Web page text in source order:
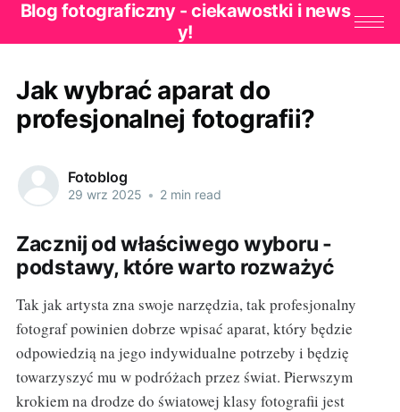
Blog fotograficzny - ciekawostki i news
y!
Jak wybrać aparat do
profesjonalnej fotografii?
Fotoblog
29 wrz 2025 • 2 min read
Zacznij od właściwego wyboru -
podstawy, które warto rozważyć
Tak jak artysta zna swoje narzędzia, tak profesjonalny
fotograf powinien dobrze wpisać aparat, który będzie
odpowiedzią na jego indywidualne potrzeby i będzię
towarzyszyć mu w podróżach przez świat. Pierwszym
krokiem na drodze do światowej klasy fotografii jest